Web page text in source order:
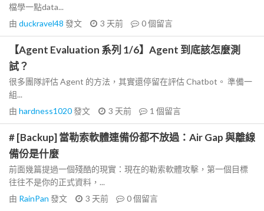
檔學一點data...
由 duckravel48 發文 3 天前 0個留言
【Agent Evaluation 系列 1/6】Agent 到底該怎麼測
試？
很多團隊評估 Agent 的方法，其實還停留在評估 Chatbot。 準備一
組...
由 hardness1020發文 3 天前 1 個留言
# [Backup] 當勒索軟體連備份都不放過：Air Gap 與離線
備份是什麼
前面幾篇提過一個殘酷的現實：現在的勒索軟體攻擊，第一個目標
往往不是你的正式資料，...
由 RainPan 發文 3 天前 0個留言